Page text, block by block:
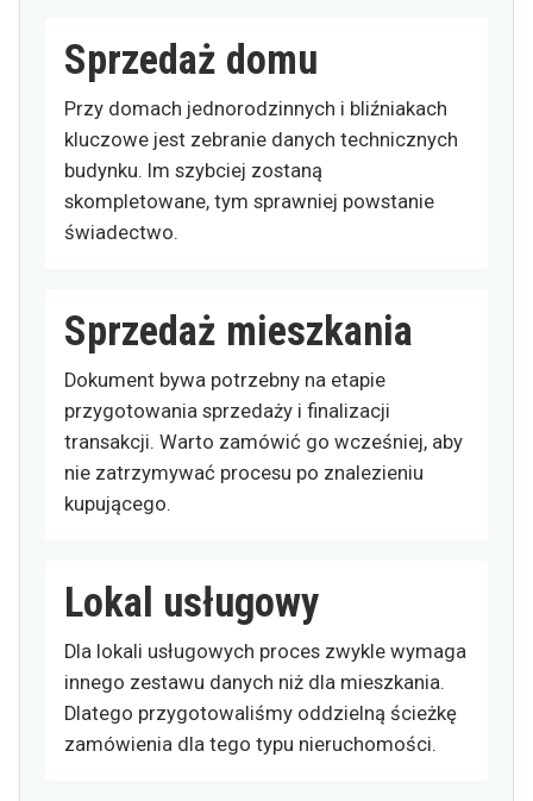
Sprzedaż domu
Przy domach jednorodzinnych i bliźniakach
kluczowe jest zebranie danych technicznych
budynku. Im szybciej zostaną
skompletowane, tym sprawniej powstanie
świadectwo.
Sprzedaż mieszkania
Dokument bywa potrzebny na etapie
przygotowania sprzedaży i finalizacji
transakcji. Warto zamówić go wcześniej, aby
nie zatrzymywać procesu po znalezieniu
kupującego.
Lokal usługowy
Dla lokali usługowych proces zwykle wymaga
innego zestawu danych niż dla mieszkania.
Dlatego przygotowaliśmy oddzielną ścieżkę
zamówienia dla tego typu nieruchomości.